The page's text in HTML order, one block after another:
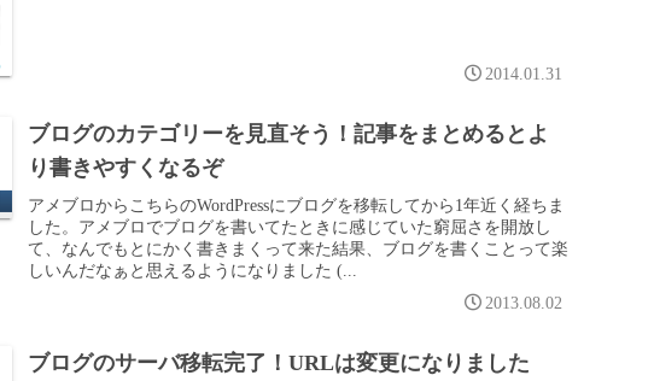
2014.01.31
ブログのカテゴリーを見直そう！記事をまとめるとよ
り書きやすくなるぞ
アメブロからこちらのWordPressにブログを移転してから1年近く経ちま
した。アメブロでブログを書いてたときに感じていた窮屈さを開放し
て、なんでもとにかく書きまくって来た結果、ブログを書くことって楽
しいんだなぁと思えるようになりました (...
2013.08.02
ブログのサーバ移転完了！URLは変更になりました